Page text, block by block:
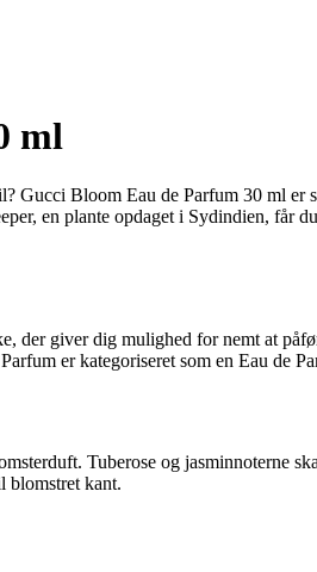
ml
Gucci Bloom Eau de Parfum 30 ml
en plante opdaget i Sydindien,
der giver dig mulighed for nemt at
er kategoriseret som en Eau de
Tuberose og jasminnoterne
blomstret kant.